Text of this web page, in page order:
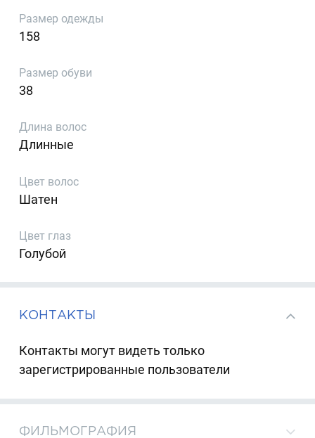
Размер одежды
158
Размер обуви
38
Длина волос
Длинные
Цвет волос
Шатен
Цвет глаз
Голубой
КОНТАКТЫ
Контакты могут видеть только
зарегистрированные пользователи
ФИЛЬМОГРАФИЯ